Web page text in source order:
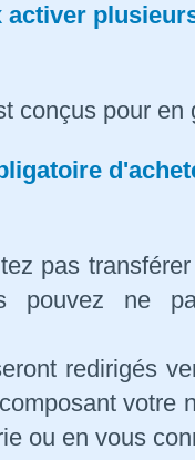
activer
conçus pour
pas
pouvez ne
redirigés
votre
ou en vous